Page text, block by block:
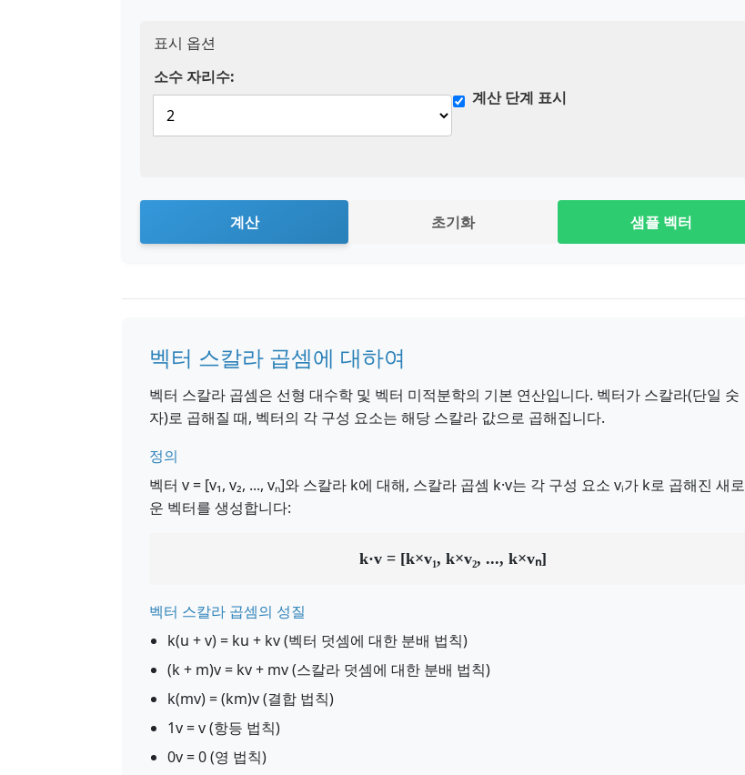
표시 옵션
소수 자리수:
계산 단계 표시
계산 초기화 샘플 벡터
벡터 스칼라 곱셈에 대하여
벡터 스칼라 곱셈은 선형 대수학 및 벡터 미적분학의 기본 연산입니다. 벡터가 스칼라(단일 숫
자)로 곱해질 때, 벡터의 각 구성 요소는 해당 스칼라 값으로 곱해집니다.
정의
벡터 v = [v₁, v₂, ..., vₙ]와 스칼라 k에 대해, 스칼라 곱셈 k·v는 각 구성 요소 vᵢ가 k로 곱해진 새로
운 벡터를 생성합니다:
k·v = [k×v₁, k×v₂, ..., k×vₙ]
벡터 스칼라 곱셈의 성질
k(u + v) = ku + kv (벡터 덧셈에 대한 분배 법칙)
(k + m)v = kv + mv (스칼라 덧셈에 대한 분배 법칙)
k(mv) = (km)v (결합 법칙)
1v = v (항등 법칙)
0v = 0 (영 법칙)